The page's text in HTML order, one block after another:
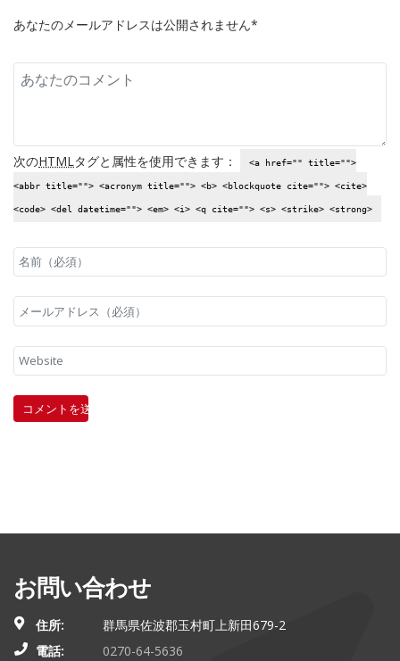
あなたのメールアドレスは公開されません*
次のHTML タグと属性を使用できます： <a href="" title="">
<abbr title=""> <acronym title=""> <b> <blockquote cite=""> <cite>
<code> <del datetime=""> <em> <i> <q cite=""> <s> <strike> <strong>
お問い合わせ
住所:
群馬県佐波郡玉村町上新田679-2
電話:
0270-64-5636